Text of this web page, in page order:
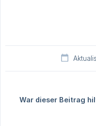
War dieser Beitrag